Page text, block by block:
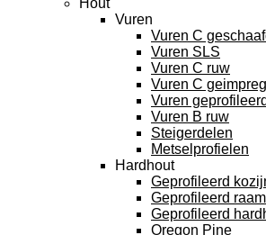
Hout
Vuren
Vuren C
Vuren SLS
Vuren C ruw
Vuren C
Vuren geprofileerd
Vuren B ruw
Steigerdelen
Metselprofielen
Hardhout
Geprofileerd
Geprofileerd
Geprofileerd
Oregon Pine